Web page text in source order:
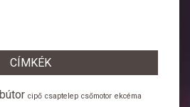
CÍMKÉK
bútor cipő csaptelep csőmotor ekcéma